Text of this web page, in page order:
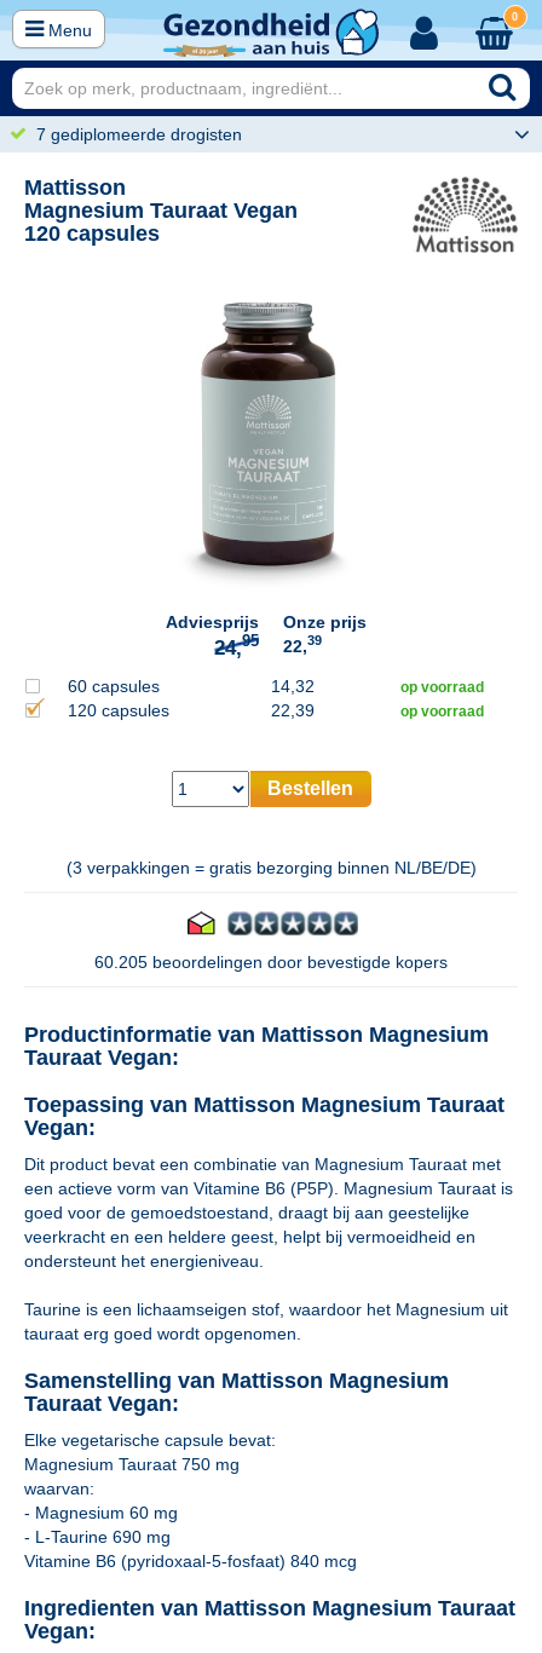
Menu
0
7 gediplomeerde drogisten
Mattisson
Magnesium Tauraat Vegan
120 capsules
Adviesprijs
95
Onze prijs
22,39
60 capsules 14,32 op voorraad
120 capsules 22,39 op voorraad
Bestellen
(3 verpakkingen = gratis bezorging binnen NL/BE/DE)
60.205 beoordelingen door bevestigde kopers
Productinformatie van Mattisson Magnesium
Tauraat Vegan:
Toepassing van Mattisson Magnesium Tauraat
Vegan:
Dit product bevat een combinatie van Magnesium Tauraat met
een actieve vorm van Vitamine B6 (P5P). Magnesium Tauraat is
goed voor de gemoedstoestand, draagt bij aan geestelijke
veerkracht en een heldere geest, helpt bij vermoeidheid en
ondersteunt het energieniveau.
Taurine is een lichaamseigen stof, waardoor het Magnesium uit
tauraat erg goed wordt opgenomen.
Samenstelling van Mattisson Magnesium
Tauraat Vegan:
Elke vegetarische capsule bevat:
Magnesium Tauraat 750 mg
waarvan:
- Magnesium 60 mg
- L-Taurine 690 mg
Vitamine B6 (pyridoxaal-5-fosfaat) 840 mcg
Ingredienten van Mattisson Magnesium Tauraat
Vegan: